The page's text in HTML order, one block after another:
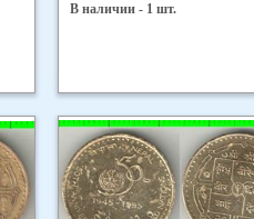
В наличии - 1 шт.